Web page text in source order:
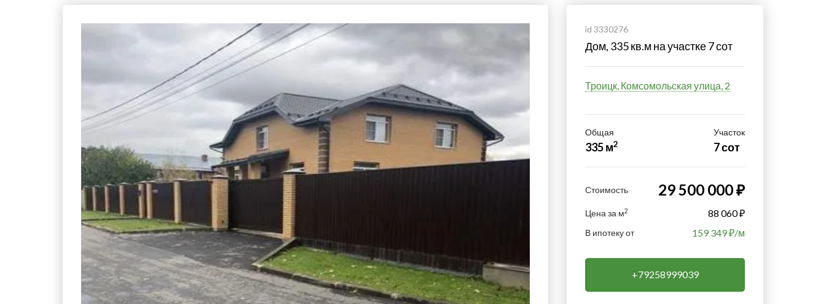
id 3330276
Дом, 335 кв.м на участке 7 сот
Троицк, Комсомольская улица, 2
Общая
335 м2
Участок
7 сот
Стоимость 29 500 000 ₽
Цена за м2 88 060 ₽
В ипотеку от 159 349₽/м
+79258999039